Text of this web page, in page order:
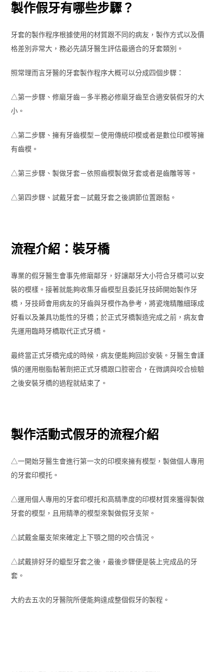
製作假牙有哪些步驟？
牙套的製作程序根據使用的材質跟不同的病友，製作方式以及價
格差別非常大，務必先請牙醫生評估最適合的牙套類別。
照常理而言牙醫的牙套製作程序大概可以分成四個步驟：
△第一步驟、修磨牙齒－多半務必修磨牙齒至合適安裝假牙的大
小。
△第二步驟、擁有牙齒模型－使用傳統印模或者是數位印模等擁
有齒模。
△第三步驟、製做牙套－依照齒模製做牙套或者是齒雕等等。
△第四步驟、試戴牙套－試戴牙套之後調節位置跟黏。
流程介紹：裝牙橋
專業的假牙醫生會事先修磨鄰牙，好讓鄰牙大小符合牙橋可以安
裝的模樣。接著就能夠收集牙齒模型且委託牙技師開始製作牙
橋，牙技師會用病友的牙齒與牙模作為參考，將瓷塊精雕細琢成
好看以及兼具功能性的牙橋；於正式牙橋製造完成之前，病友會
先運用臨時牙橋取代正式牙橋。
最終當正式牙橋完成的時候，病友便能夠回診安裝。牙醫生會謹
慎的運用樹脂黏著劑把正式牙橋跟口腔密合，在微調與咬合檢驗
之後安裝牙橋的過程就結束了。
製作活動式假牙的流程介紹
△一開始牙醫生會進行第一次的印模來擁有模型，製做個人專用
的牙套印模托。
△運用個人專用的牙套印模托和高精準度的印模材質來獲得製做
牙套的模型，且用精準的模型來製做假牙支架。
△試戴金屬支架來確定上下顎之間的咬合情況。
△試戴排好牙的蠟型牙套之後，最後步驟便是裝上完成品的牙
套。
大約去五次的牙醫院所便能夠達成整個假牙的製程。